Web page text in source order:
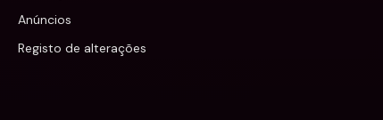
Anúncios
Registo de alterações